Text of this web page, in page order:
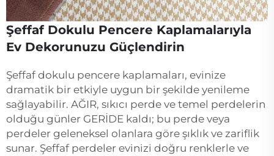
Şeffaf Dokulu Pencere Kaplamalarıyla
Ev Dekorunuzu Güçlendirin
Şeffaf dokulu pencere kaplamaları, evinize
dramatik bir etkiyle uygun bir şekilde yenileme
sağlayabilir. AĞIR, sıkıcı perde ve temel perdelerin
olduğu günler GERİDE kaldı; bu perde veya
perdeler geleneksel olanlara göre şıklık ve zariflik
sunar. Şeffaf perdeler evinizi doğru renklerle ve